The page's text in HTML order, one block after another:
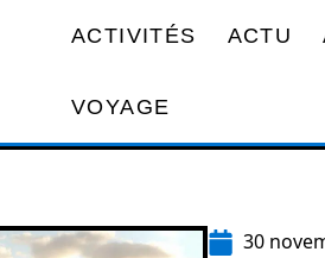
ACTIVITÉS ACTU
VOYAGE
30